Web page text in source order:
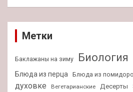
Метки
Баклажаны на зиму Биология
Блюда из перца Блюда из
духовке
Вегетарианские Десерты